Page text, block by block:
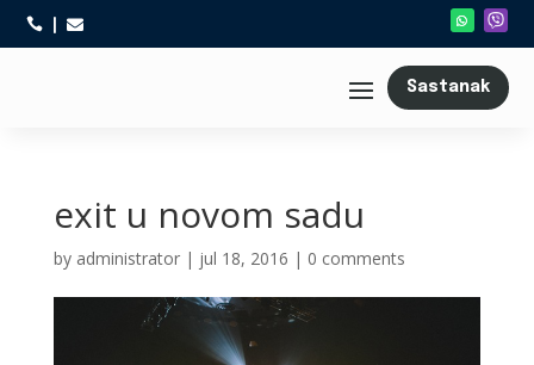
 
Sastanak
exit u novom sadu
by administrator| jul 18, 2016 | 0 comments